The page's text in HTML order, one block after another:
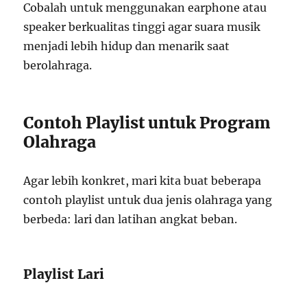
Cobalah untuk menggunakan earphone atau
speaker berkualitas tinggi agar suara musik
menjadi lebih hidup dan menarik saat
berolahraga.
Contoh Playlist untuk Program
Olahraga
Agar lebih konkret, mari kita buat beberapa
contoh playlist untuk dua jenis olahraga yang
berbeda: lari dan latihan angkat beban.
Playlist Lari